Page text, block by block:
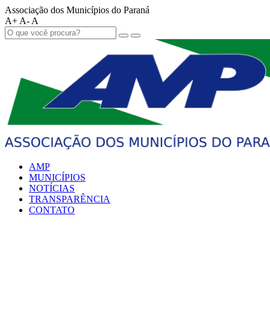
Associação dos Municípios do Paraná
A+ A- A
AMP
MUNICÍPIOS
NOTÍCIAS
TRANSPARÊNCIA
CONTATO